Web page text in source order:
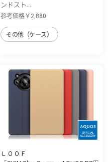
ンドスト...
参考価格￥2,880
その他（ケース）
ＬＯＯＦ